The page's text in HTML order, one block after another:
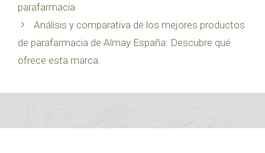
parafarmacia
Análisis y comparativa de los mejores productos
de parafarmacia de Almay España: Descubre qué
ofrece esta marca.